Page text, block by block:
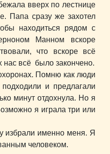
вверх по лестнице
Папа сразу же захотел
находиться рядом с
Манном вскоре
что вскоре всё
нас всё было закончено.
Помню как люди
и предлагали
минут отдохнула. Но я
я играла три или
именно меня. Я
человеком.